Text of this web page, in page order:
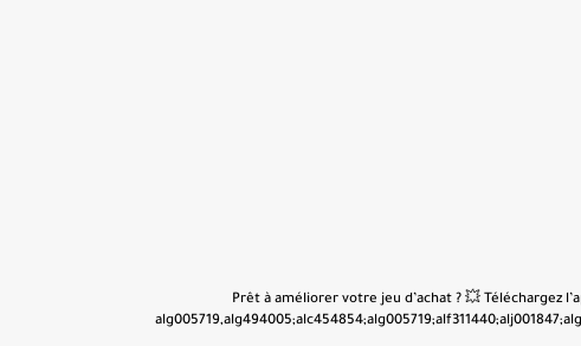
👋 Prêt à améliorer votre jeu d’achat ? 💥